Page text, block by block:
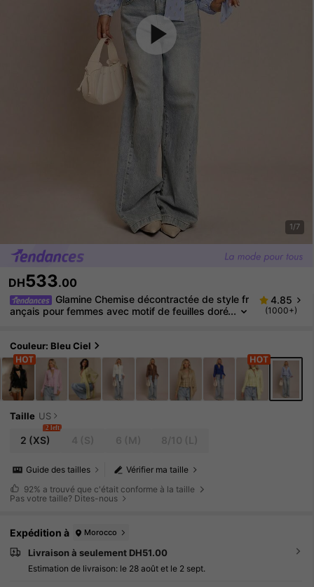
1/7
DH533.00
Glamine Chemise décontractée de style fr
ançais pour femmes avec motif de feuilles doré
4.85
(1000+)
Couleur: Bleu Ciel
Taille US
2 (XS)
2 left
Vérifier ma taille
Guide des tailles
92% a trouvé que c'était conforme à la taille
Pas votre taille? Dites-nous
Expédition à Morocco
Livraison à seulement DH51.00
Estimation de livraison: le 28 août et le 2 sept.